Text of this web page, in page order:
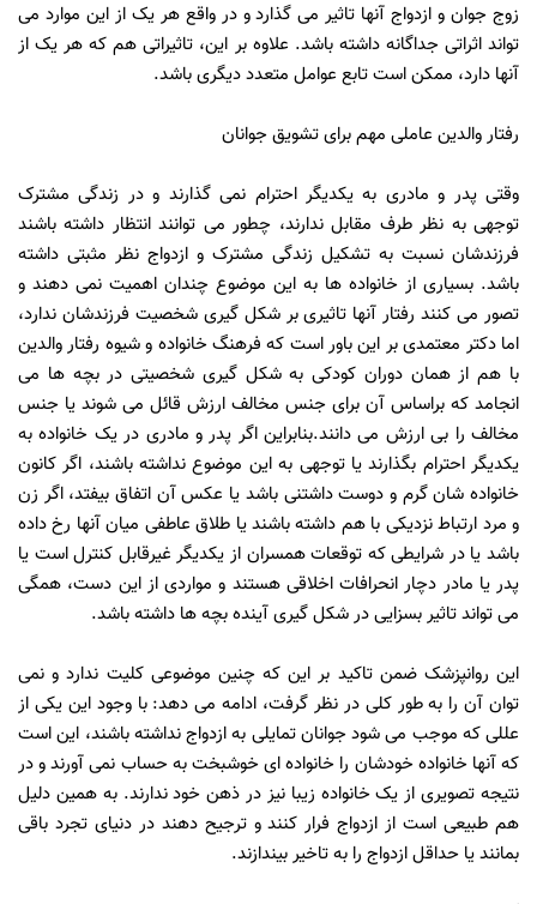
زوج جوان و ازدواج آنها تاثیر می گذارد و در واقع هر یک از این موارد می
تواند اثراتی جداگانه داشته باشد. علاوه بر این، تاثیراتی هم که هر یک از
آنها دارد، ممکن است تابع عوامل متعدد دیگری باشد.
رفتار والدین عاملی مهم برای تشویق جوانان
وقتی پدر و مادری به یکدیگر احترام نمی گذارند و در زندگی مشترک
توجهی به نظر طرف مقابل ندارند، چطور می توانند انتظار داشته باشند
فرزندشان نسبت به تشکیل زندگی مشترک و ازدواج نظر مثبتی داشته
باشد. بسیاری از خانواده ها به این موضوع چندان اهمیت نمی دهند و
تصور می کنند رفتار آنها تاثیری بر شکل گیری شخصیت فرزندشان ندارد،
اما دکتر معتمدی بر این باور است که فرهنگ خانواده و شیوه رفتار والدین
با هم از همان دوران کودکی به شکل گیری شخصیتی در بچه ها می
انجامد که براساس آن برای جنس مخالف ارزش قائل می شوند یا جنس
مخالف را بی ارزش می دانند.بنابراین اگر پدر و مادری در یک خانواده به
یکدیگر احترام بگذارند یا توجهی به این موضوع نداشته باشند، اگر کانون
خانواده شان گرم و دوست داشتنی باشد یا عکس آن اتفاق بیفتد، اگر زن
و مرد ارتباط نزدیکی با هم داشته باشند یا طلاق عاطفی میان آنها رخ داده
باشد یا در شرایطی که توقعات همسران از یکدیگر غیرقابل کنترل است یا
پدر یا مادر دچار انحرافات اخلاقی هستند و مواردی از این دست، همگی
می تواند تاثیر بسزایی در شکل گیری آینده بچه ها داشته باشد.
این روانپزشک ضمن تاکید بر این که چنین موضوعی کلیت ندارد و نمی
توان آن را به طور کلی در نظر گرفت، ادامه می دهد: با وجود این یکی از
عللی که موجب می شود جوانان تمایلی به ازدواج نداشته باشند، این است
که آنها خانواده خودشان را خانواده ای خوشبخت به حساب نمی آورند و در
نتیجه تصویری از یک خانواده زیبا نیز در ذهن خود ندارند. به همین دلیل
هم طبیعی است از ازدواج فرار کنند و ترجیح دهند در دنیای تجرد باقی
بمانند یا حداقل ازدواج را به تاخیر بیندازند.